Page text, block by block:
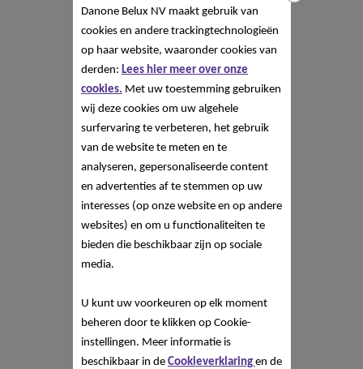
Danone Belux NV maakt gebruik van
cookies en andere trackingtechnologieën
op haar website, waaronder cookies van
derden: Lees hier meer over onze
cookies. Met uw toestemming gebruiken
wij deze cookies om uw algehele
surfervaring te verbeteren, het gebruik
van de website te meten en te
analyseren, gepersonaliseerde content
en advertenties af te stemmen op uw
interesses (op onze website en op andere
websites) en om u functionaliteiten te
bieden die beschikbaar zijn op sociale
media.
U kunt uw voorkeuren op elk moment
beheren door te klikken op Cookie-
instellingen. Meer informatie is
beschikbaar in de Cookieverklaring en de